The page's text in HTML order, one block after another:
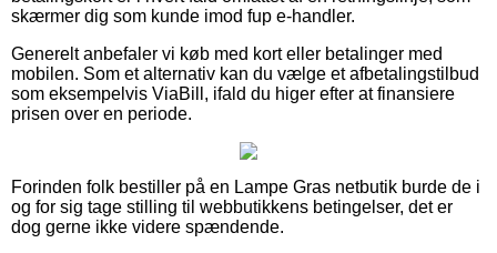
skærmer dig som kunde imod fup e-handler.
Generelt anbefaler vi køb med kort eller betalinger med
mobilen. Som et alternativ kan du vælge et afbetalingstilbud
som eksempelvis ViaBill, ifald du higer efter at finansiere
prisen over en periode.
Forinden folk bestiller på en Lampe Gras netbutik burde de i
og for sig tage stilling til webbutikkens betingelser, det er
dog gerne ikke videre spændende.